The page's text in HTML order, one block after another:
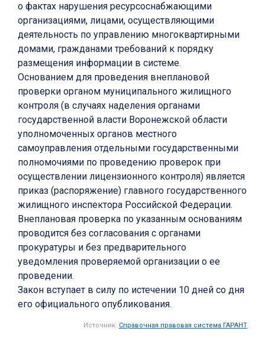
о фактах нарушения ресурсоснабжающими
организациями, лицами, осуществляющими
деятельность по управлению многоквартирными
домами, гражданами требований к порядку
размещения информации в системе.
Основанием для проведения внеплановой
проверки органом муниципального жилищного
контроля (в случаях наделения органами
государственной власти Воронежской области
уполномоченных органов местного
самоуправления отдельными государственными
полномочиями по проведению проверок при
осуществлении лицензионного контроля) является
приказ (распоряжение) главного государственного
жилищного инспектора Российской Федерации.
Внеплановая проверка по указанным основаниям
проводится без согласования с органами
прокуратуры и без предварительного
уведомления проверяемой организации о ее
проведении.
Закон вступает в силу по истечении 10 дней со дня
его официального опубликования.
Источник: Справочная правовая система ГАРАНТ